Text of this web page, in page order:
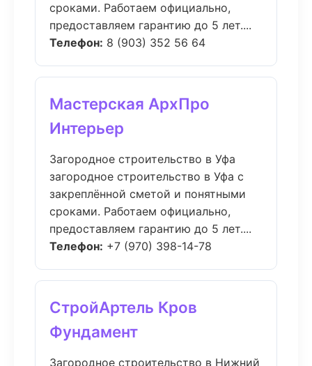
сроками. Работаем официально,
предоставляем гарантию до 5 лет....
Телефон: 8 (903) 352 56 64
Мастерская АрхПро
Интерьер
Загородное строительство в Уфа
загородное строительство в Уфа с
закреплённой сметой и понятными
сроками. Работаем официально,
предоставляем гарантию до 5 лет....
Телефон: +7 (970) 398-14-78
СтройАртель Кров
Фундамент
Загородное строительство в Нижний